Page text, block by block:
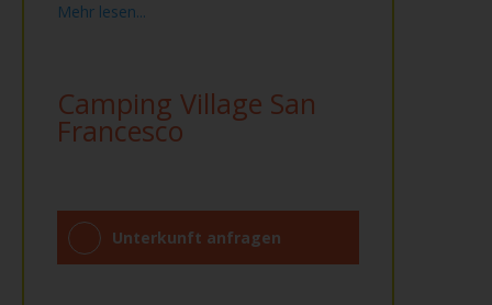
Mehr lesen...
Camping Village San
Francesco
Unterkunft anfragen